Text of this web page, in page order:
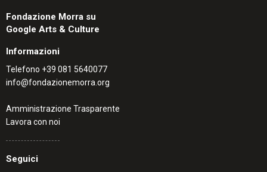
Fondazione Morra su
Google Arts & Culture
Informazioni
Telefono +39 081 5640077
info@fondazionemorra.org
Amministrazione Trasparente
Lavora con noi
Seguici